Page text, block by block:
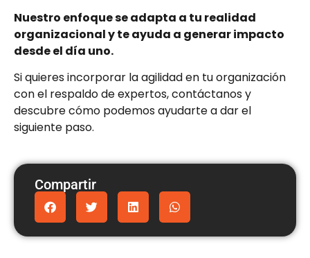
Nuestro enfoque se adapta a tu realidad
organizacional y te ayuda a generar impacto
desde el día uno.
Si quieres incorporar la agilidad en tu organización
con el respaldo de expertos, contáctanos y
descubre cómo podemos ayudarte a dar el
siguiente paso.
Compartir